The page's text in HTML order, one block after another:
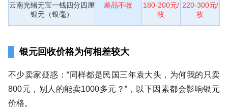
云南光绪元宝一钱四分四厘
银元（银毫）
差品不收
180-200元/
枚
220-300元/
枚
银元回收价格为何相差较大
不少卖家疑惑：“同样都是民国三年袁大头，为何我的只卖
800元，别人的能卖1000多元？”，以下因素都会影响银元
价格。